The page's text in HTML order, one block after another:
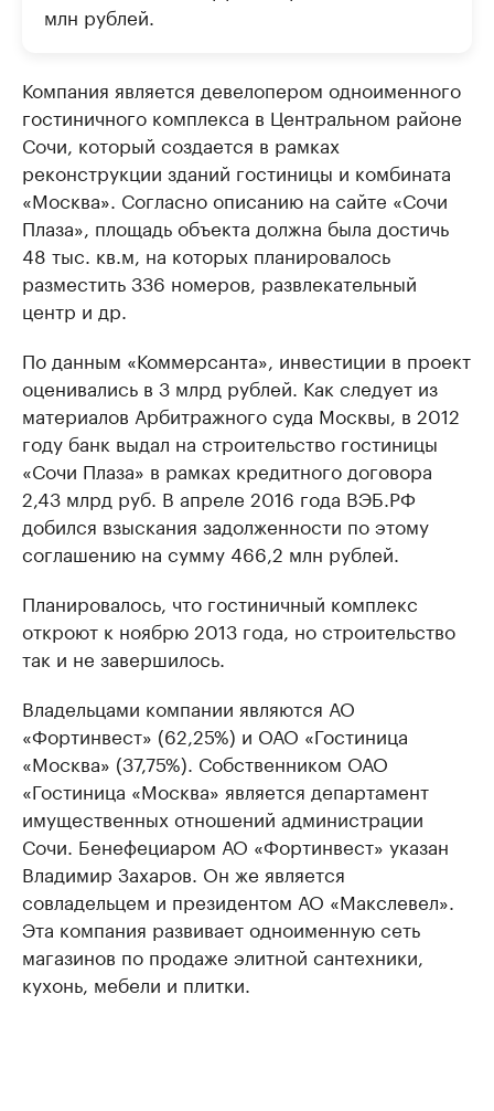
млн рублей.
Компания является девелопером одноименного
гостиничного комплекса в Центральном районе
Сочи, который создается в рамках
реконструкции зданий гостиницы и комбината
«Москва». Согласно описанию на сайте «Сочи
Плаза», площадь объекта должна была достичь
48 тыс. кв.м, на которых планировалось
разместить 336 номеров, развлекательный
центр и др.
По данным «Коммерсанта», инвестиции в проект
оценивались в 3 млрд рублей. Как следует из
материалов Арбитражного суда Москвы, в 2012
году банк выдал на строительство гостиницы
«Сочи Плаза» в рамках кредитного договора
2,43 млрд руб. В апреле 2016 года ВЭБ.РФ
добился взыскания задолженности по этому
соглашению на сумму 466,2 млн рублей.
Планировалось, что гостиничный комплекс
откроют к ноябрю 2013 года, но строительство
так и не завершилось.
Владельцами компании являются АО
«Фортинвест» (62,25%) и ОАО «Гостиница
«Москва» (37,75%). Собственником ОАО
«Гостиница «Москва» является департамент
имущественных отношений администрации
Сочи. Бенефециаром АО «Фортинвест» указан
Владимир Захаров. Он же является
совладельцем и президентом АО «Макслевел».
Эта компания развивает одноименную сеть
магазинов по продаже элитной сантехники,
кухонь, мебели и плитки.